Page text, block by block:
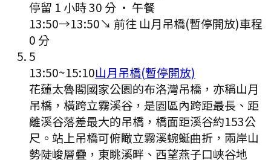
停留 1 小時 30 分 · 午餐
13:50→13:50↘ 前往 山月吊橋(暫停開放)車程
0 分
5
13:50~15:10山月吊橋(暫停開放)
花蓮太魯閣國家公園的布洛灣吊橋，亦稱山月
吊橋，橫跨立霧溪谷，是園區內跨距最長、距
離溪谷落差最大的吊橋，橋面距溪谷約153公
尺。站上吊橋可俯瞰立霧溪蜿蜒曲折，兩岸山
勢陡峻層疊，東眺溪畔、西望燕子口峽谷地